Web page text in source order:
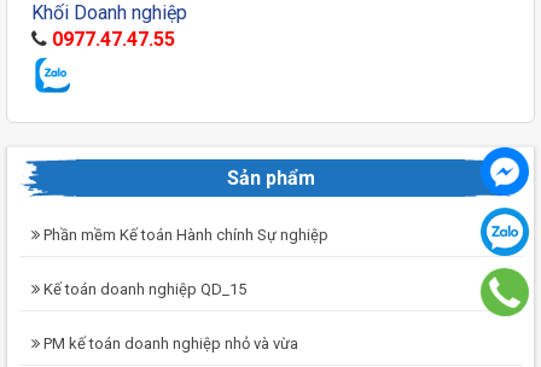
Khối Doanh nghiệp
0977.47.47.55
Sản phẩm
Phần mềm Kế toán Hành chính Sự nghiệp
Kế toán doanh nghiệp QD_15
PM kế toán doanh nghiệp nhỏ và vừa